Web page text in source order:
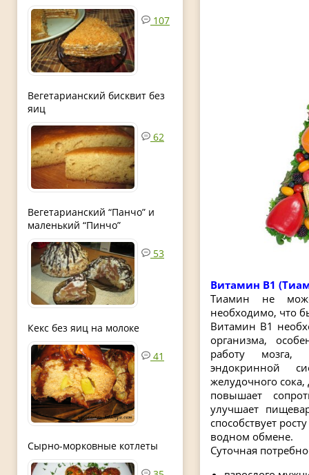
107
Вегетарианский бисквит без
яиц
62
Вегетарианский “Панчо” и
маленький “Пинчо”
53
Кекс без яиц на молоке
41
Сырно-морковные котлеты
Витамин В1
Тиамин не
необходимо, что
Витамин В1
организма,
работу мозга,
эндокринной
желудочного
повышает
улучшает
способствует
водном обмене.
Суточная